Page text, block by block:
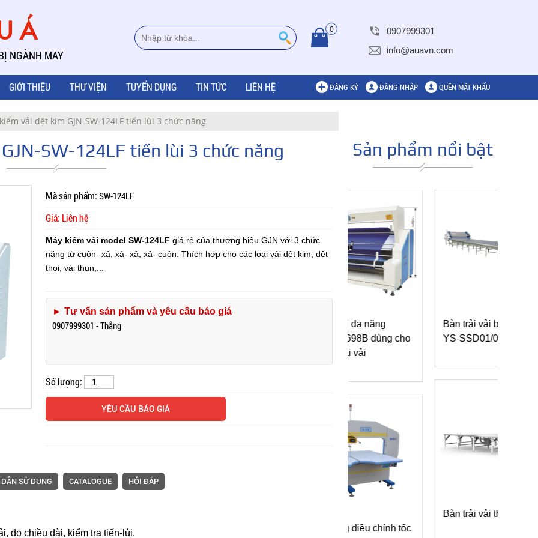
Á
NGÀNH MAY
0
0907999301
info@auavn.com
GIỚI THIỆU THƯ VIỆN TUYỂN DỤNG TIN TỨC LIÊN HỆ ĐĂNG KÝ ĐĂNG NHẬP QUÊN MẬT KHẨU
vải dệt kim GJN-SW-124LF tiến lùi 3 chức năng
SW-124LF tiến lùi 3 chức năng
Mã sản phẩm: SW-124LF
Giá: Liên hệ
Máy kiểm vải model SW-124LF giá rẻ của thương hiệu GJN với 3 chức
năng từ cuộn- xả, xả- xả, xả- cuộn. Thích hợp cho các loại vải dệt kim, dệt
thoi, vải thun,...
► Tư vấn sản phẩm và yêu cầu báo giá
0907999301 - Thắng
Số lượng:
YÊU CẦU BÁO GIÁ
SỬ DỤNG CATALOGUE HỎI ĐÁP
đo chiều dài, kiểm tra tiến-lùi.
Sản phẩm nổi bật
Máy cắt vải tự động
kim/vắt sổ GJN SW-285SP-
Bàn trải vải băng tải YALIS-
YS-SSD01/02/03
Bàn trải vải thổi hơi